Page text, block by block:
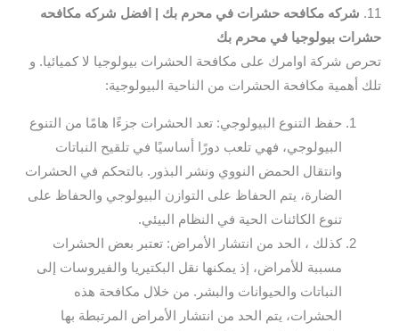
11.
شركه مكافحه حشرات في محرم بك | افضل شركه مكافحه
حشرات بيولوجيا في محرم بك
تحرص شركة اوامرك على مكافحة الحشرات بيولوجيا لا كميائيا. و
تلك أهمية مكافحة الحشرات من الناحية البيولوجية:
حفظ التنوع البيولوجي: تعد الحشرات جزءًا هامًا من التنوع
البيولوجي، فهي تلعب دورًا أساسيًا في تلقيح النباتات
وانتقال الحمض النووي ونشر البذور. بالتحكم في الحشرات
الضارة، يتم الحفاظ على التوازن البيولوجي والحفاظ على
تنوع الكائنات الحية في النظام البيئي.
كذلك ، الحد من انتشار الأمراض: تعتبر بعض الحشرات
مسببة للأمراض، إذ يمكنها نقل البكتيريا والفيروسات إلى
النباتات والحيوانات والبشر. من خلال مكافحة هذه
الحشرات، يتم الحد من انتشار الأمراض المرتبطة بها